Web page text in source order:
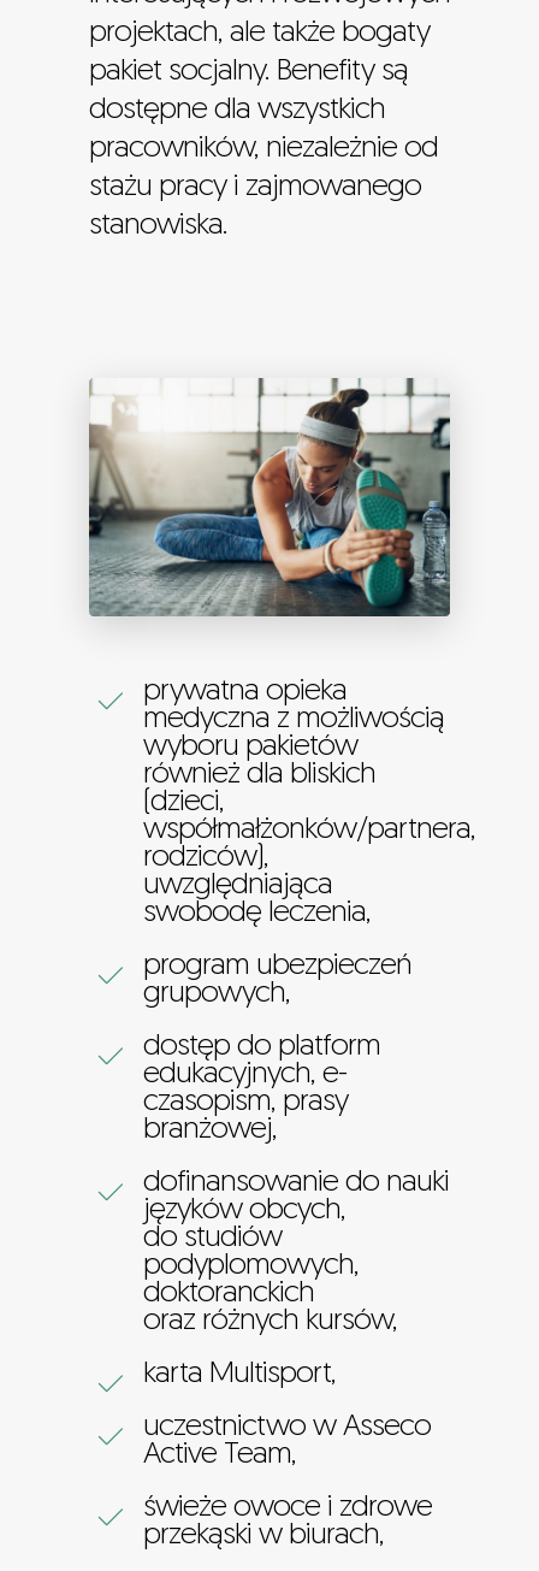
projektach, ale także bogaty
pakiet socjalny. Benefity są
dostępne dla wszystkich
pracowników, niezależnie od
stażu pracy i zajmowanego
stanowiska.
prywatna opieka
medyczna z możliwością
wyboru pakietów
również dla bliskich
(dzieci,
współmałżonków/partnera,
rodziców),
uwzględniająca
swobodę leczenia,
program ubezpieczeń
grupowych,
dostęp do platform
edukacyjnych, e-
czasopism, prasy
branżowej,
dofinansowanie do nauki
języków obcych,
do studiów
podyplomowych,
doktoranckich
oraz różnych kursów,
karta Multisport,
uczestnictwo w Asseco
Active Team,
świeże owoce i zdrowe
przekąski w biurach,